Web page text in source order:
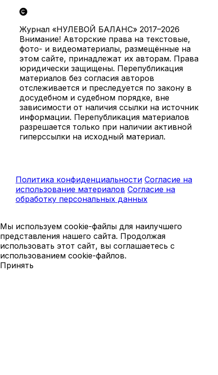
Журнал «НУЛЕВОЙ БАЛАНС» 2017–2026
Внимание! Авторские права на текстовые,
фото- и видеоматериалы, размещённые на
этом сайте, принадлежат их авторам. Права
юридически защищены. Перепубликация
материалов без согласия авторов
отслеживается и преследуется по закону в
досудебном и судебном порядке, вне
зависимости от наличия ссылки на источник
информации. Перепубликация материалов
разрешается только при наличии активной
гиперссылки на исходный материал.
Политика конфиденциальности Согласие на
использование материалов Согласие на
обработку персональных данных
Мы используем cookie-файлы для наилучшего
представления нашего сайта. Продолжая
использовать этот сайт, вы соглашаетесь с
использованием cookie-файлов.
Принять